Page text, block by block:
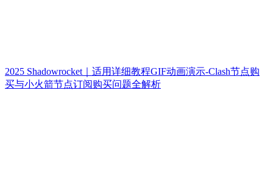
2025 Shadowrocket｜适用详细教程GIF动画演示-Clash节点购
买与小火箭节点订阅购买问题全解析